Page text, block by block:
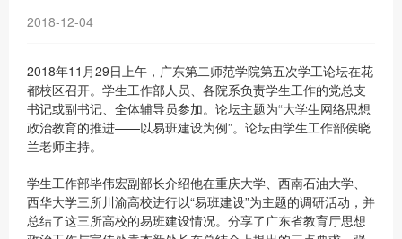
2018-12-04
2018年11月29日上午，广东第二师范学院第五次学工论坛在花
都校区召开。学生工作部人员、各院系负责学生工作的党总支
书记或副书记、全体辅导员参加。论坛主题为“大学生网络思想
政治教育的推进——以易班建设为例”。论坛由学生工作部侯晓
兰老师主持。
学生工作部毕伟宏副部长介绍他在重庆大学、西南石油大学、
西华大学三所川渝高校进行以“易班建设”为主题的调研活动，并
总结了这三所高校的易班建设情况。分享了广东省教育厅思想